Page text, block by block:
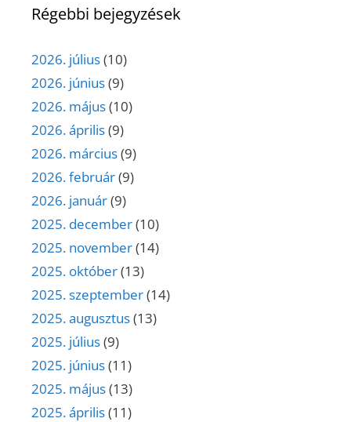
Régebbi bejegyzések
2026. július(10)
2026. június(9)
2026. május(10)
2026. április(9)
2026. március(9)
2026. február(9)
2026. január(9)
2025. december(10)
2025. november(14)
2025. október(13)
2025. szeptember(14)
2025. augusztus(13)
2025. július(9)
2025. június(11)
2025. május(13)
2025. április(11)